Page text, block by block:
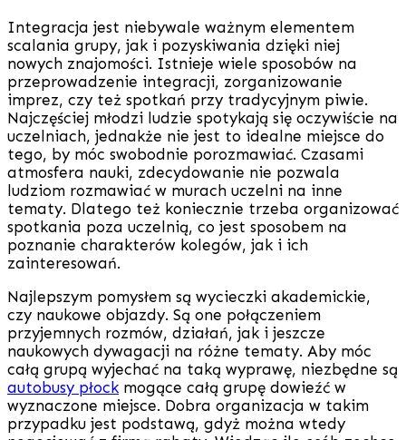
Integracja jest niebywale ważnym elementem
scalania grupy, jak i pozyskiwania dzięki niej
nowych znajomości. Istnieje wiele sposobów na
przeprowadzenie integracji, zorganizowanie
imprez, czy też spotkań przy tradycyjnym piwie.
Najczęściej młodzi ludzie spotykają się oczywiście na
uczelniach, jednakże nie jest to idealne miejsce do
tego, by móc swobodnie porozmawiać. Czasami
atmosfera nauki, zdecydowanie nie pozwala
ludziom rozmawiać w murach uczelni na inne
tematy. Dlatego też koniecznie trzeba organizować
spotkania poza uczelnią, co jest sposobem na
poznanie charakterów kolegów, jak i ich
zainteresowań.
Najlepszym pomysłem są wycieczki akademickie,
czy naukowe objazdy. Są one połączeniem
przyjemnych rozmów, działań, jak i jeszcze
naukowych dywagacji na różne tematy. Aby móc
całą grupą wyjechać na taką wyprawę, niezbędne są
autobusy płock mogące całą grupę dowieźć w
wyznaczone miejsce. Dobra organizacja w takim
przypadku jest podstawą, gdyż można wtedy